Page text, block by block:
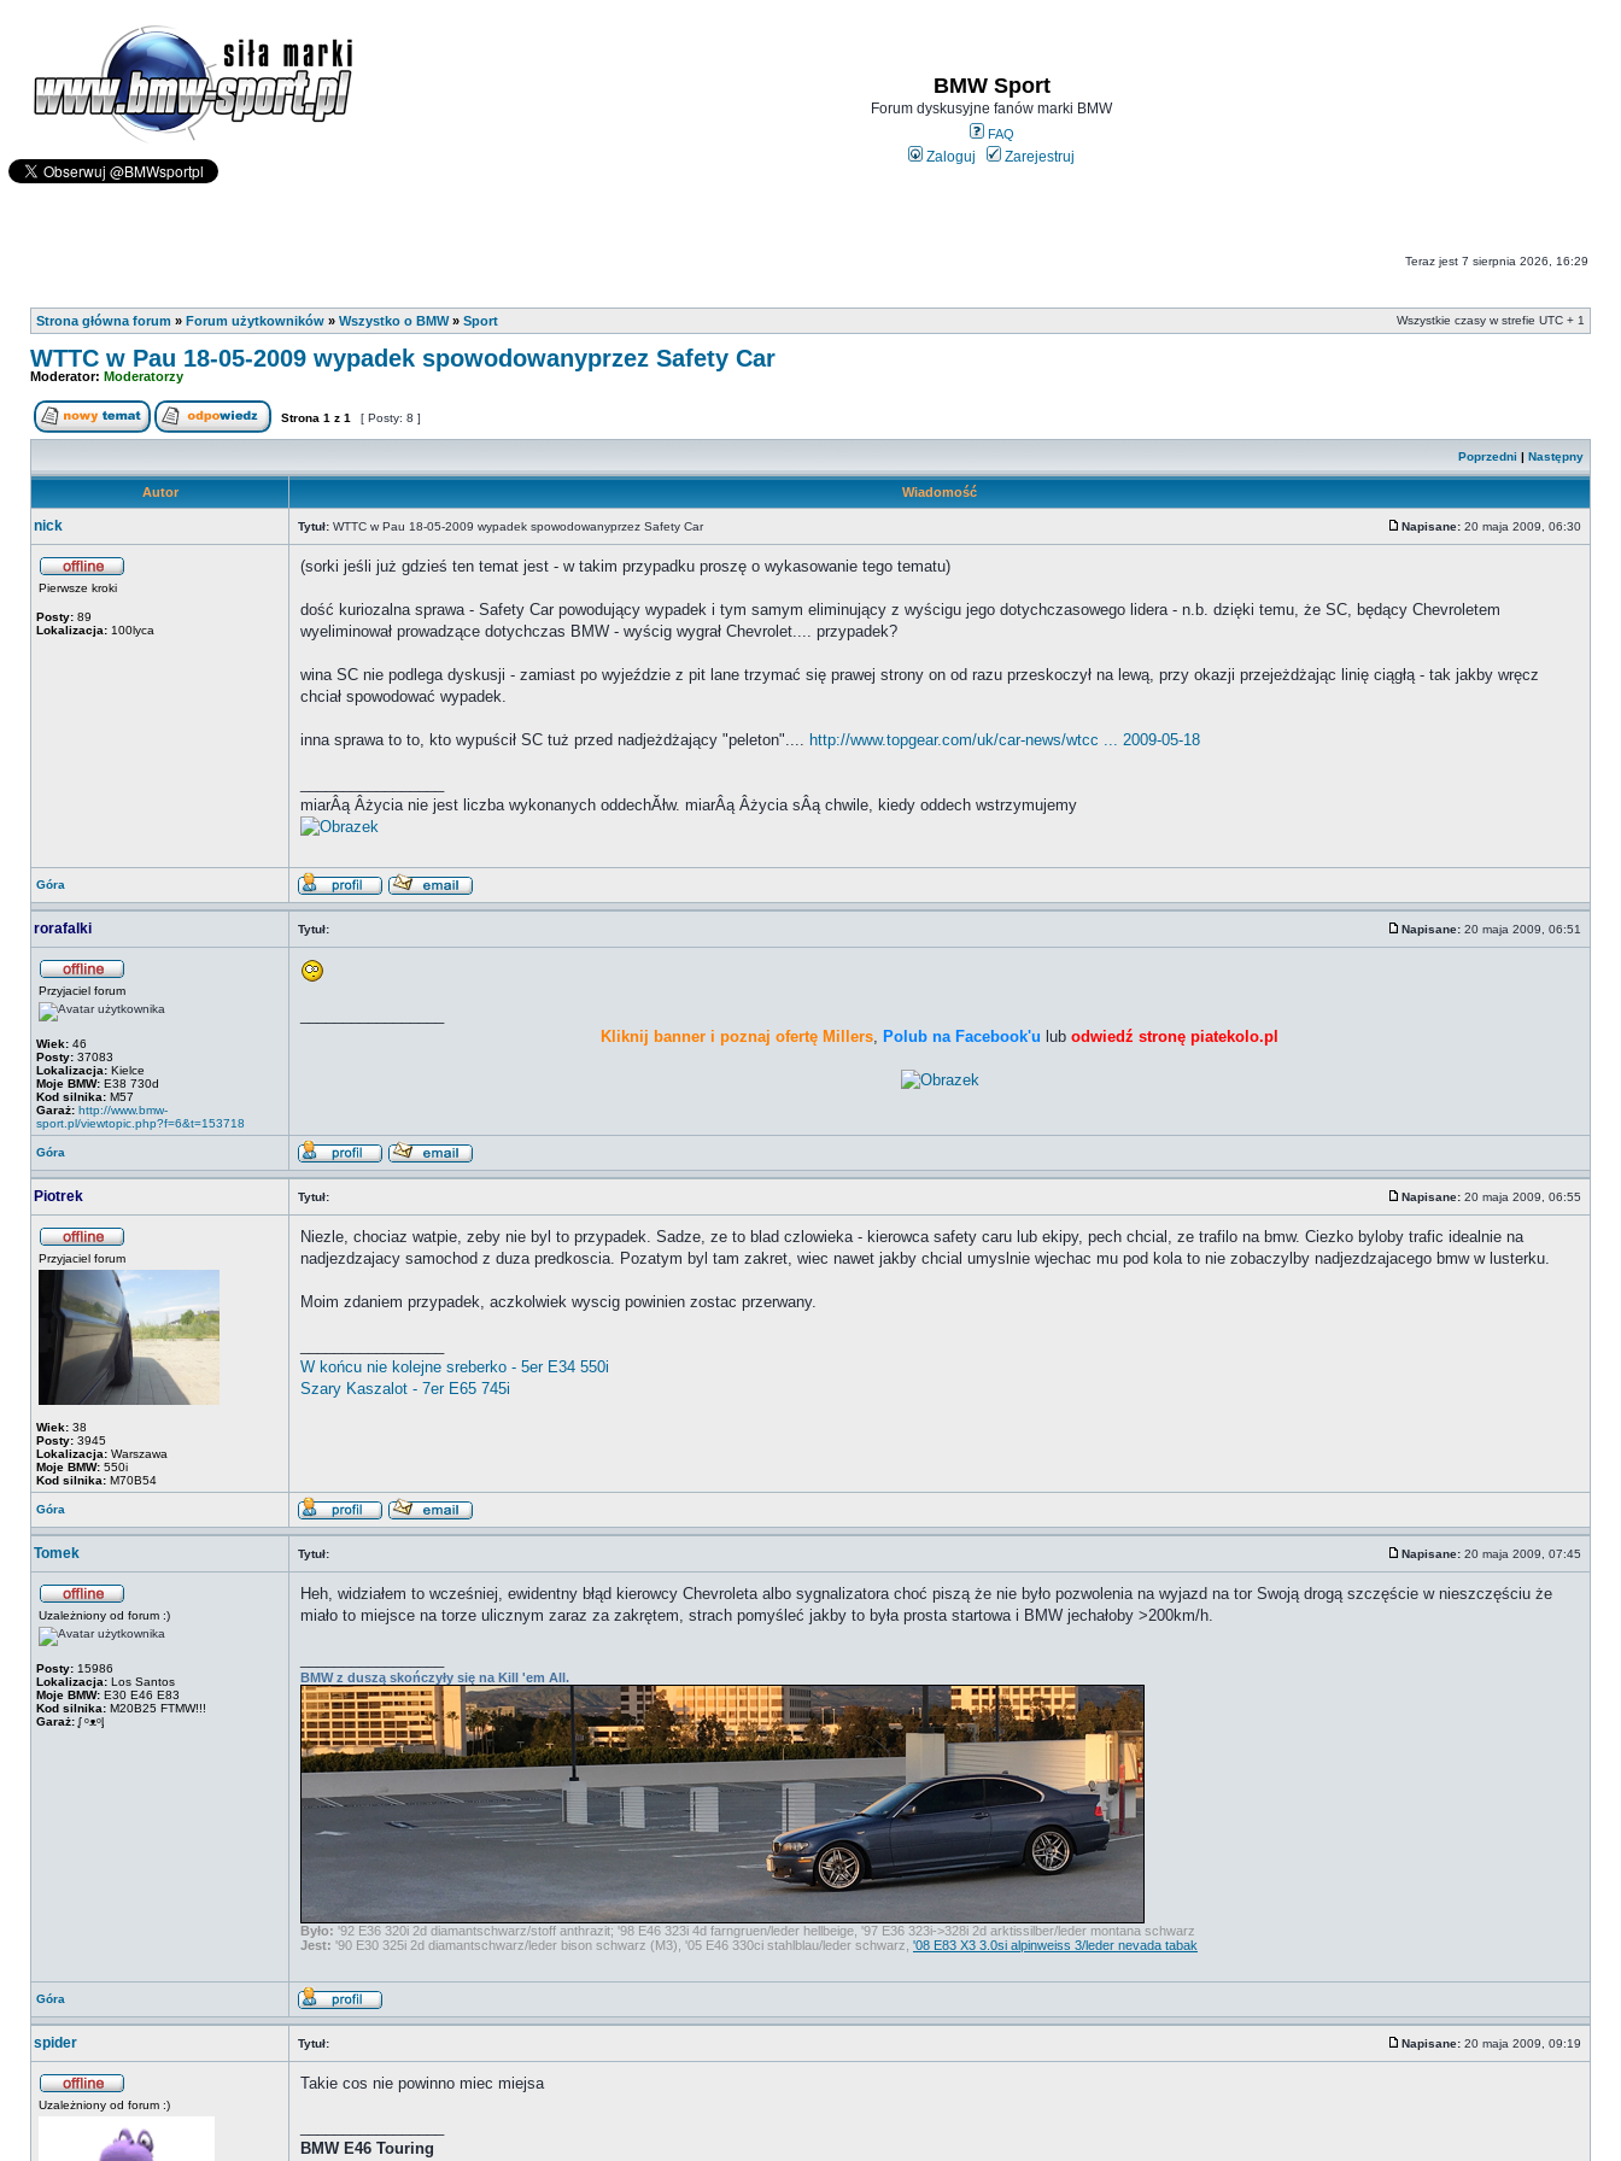
BMW Sport
Forum dyskusyjne fanów marki BMW
FAQ
Zaloguj Zarejestruj
Teraz jest 7 sierpnia 2026, 16:29
Strona główna forum » Forum użytkowników » Wszystko o BMW» Sport Wszystkie czasy w strefie UTC + 1
WTTC w Pau 18-05-2009 wypadek spowodowanyprzez Safety Car
Moderator: Moderatorzy
Strona 1 z 1 [ Posty: 8 ]
Poprzedni | Następny
Autor Wiadomość
nick Tytuł: WTTC w Pau 18-05-2009 wypadek spowodowanyprzez Safety Car Napisane: 20 maja 2009, 06:30
Pierwsze kroki
Posty: 89
Lokalizacja: 100lyca
(sorki jeśli już gdzieś ten temat jest - w takim przypadku proszę o wykasowanie tego tematu)
dość kuriozalna sprawa - Safety Car powodujący wypadek i tym samym eliminujący z wyścigu jego dotychczasowego lidera - n.b. dzięki temu, że SC, będący Chevroletem
wyeliminował prowadzące dotychczas BMW - wyścig wygrał Chevrolet.... przypadek?
wina SC nie podlega dyskusji - zamiast po wyjeździe z pit lane trzymać się prawej strony on od razu przeskoczył na lewą, przy okazji przejeżdżając linię ciągłą - tak jakby wręcz
chciał spowodować wypadek.
inna sprawa to to, kto wypuścił SC tuż przed nadjeżdżający "peleton".... http://www.topgear.com/uk/car-news/wtcc ... 2009-05-18
miarÂą Âżycia nie jest liczba wykonanych oddechĂłw. miarÂą Âżycia sÂą chwile, kiedy oddech wstrzymujemy
Góra
rorafalki Tytuł: Napisane: 20 maja 2009, 06:51
Przyjaciel forum
Wiek: 46
Posty: 37083
Lokalizacja: Kielce
Moje BMW: E38 730d
Kod silnika: M57
Garaż: http://www.bmw-
sport.pl/viewtopic.php?f=6&t=153718
Kliknij banner i poznaj ofertę Millers, Polub na Facebook'u lub odwiedź stronę piatekolo.pl
Góra
Piotrek Tytuł: Napisane: 20 maja 2009, 06:55
Przyjaciel forum
Wiek: 38
Posty: 3945
Lokalizacja: Warszawa
Moje BMW: 550i
Kod silnika: M70B54
Niezle, chociaz watpie, zeby nie byl to przypadek. Sadze, ze to blad czlowieka - kierowca safety caru lub ekipy, pech chcial, ze trafilo na bmw. Ciezko byloby trafic idealnie na
nadjezdzajacy samochod z duza predkoscia. Pozatym byl tam zakret, wiec nawet jakby chcial umyslnie wjechac mu pod kola to nie zobaczylby nadjezdzajacego bmw w lusterku.
Moim zdaniem przypadek, aczkolwiek wyscig powinien zostac przerwany.
W końcu nie kolejne sreberko - 5er E34 550i
Szary Kaszalot - 7er E65 745i
Góra
Tomek Tytuł: Napisane: 20 maja 2009, 07:45
Uzależniony od forum :)
Posty: 15986
Lokalizacja: Los Santos
Moje BMW: E30 E46 E83
Kod silnika: M20B25 FTMW!!!
Garaż: ᶘ ᵒᴥᵒᶅ
Heh, widziałem to wcześniej, ewidentny błąd kierowcy Chevroleta albo sygnalizatora choć piszą że nie było pozwolenia na wyjazd na tor Swoją drogą szczęście w nieszczęściu że
miało to miejsce na torze ulicznym zaraz za zakrętem, strach pomyśleć jakby to była prosta startowa i BMW jechałoby >200km/h.
BMW z duszą skończyły się na Kill 'em All.
Było: '92 E36 320i 2d diamantschwarz/stoff anthrazit; '98 E46 323i 4d farngruen/leder hellbeige, '97 E36 323i->328i 2d arktissilber/leder montana schwarz
Jest: '90 E30 325i 2d diamantschwarz/leder bison schwarz (M3), '05 E46 330ci stahlblau/leder schwarz, '08 E83 X3 3.0si alpinweiss 3/leder nevada tabak
Góra
spider Tytuł: Napisane: 20 maja 2009, 09:19
Uzależniony od forum :)
Takie cos nie powinno miec miejsa
BMW E46 Touring